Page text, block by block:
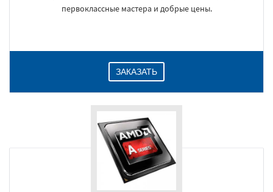
первоклассные мастера и добрые цены.
ЗАКАЗАТЬ